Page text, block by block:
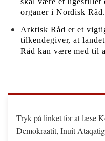
organer i Nordisk Råd.
Arktisk Råd er et
tilkendegiver, at
Råd kan være med til
Tryk på linket for at læse
Demokraatit, Inuit